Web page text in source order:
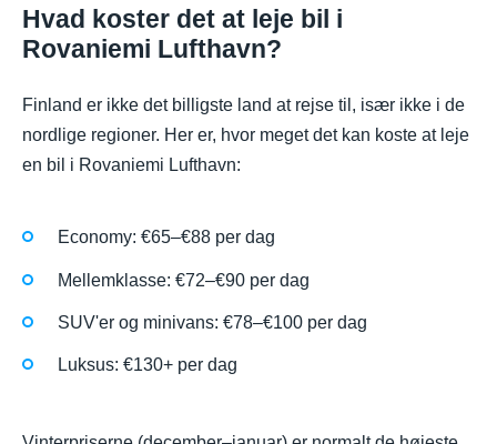
Hvad koster det at leje bil i
Rovaniemi Lufthavn?
Finland er ikke det billigste land at rejse til, især ikke i de
nordlige regioner. Her er, hvor meget det kan koste at leje
en bil i Rovaniemi Lufthavn:
Economy: €65–€88 per dag
Mellemklasse: €72–€90 per dag
SUV'er og minivans: €78–€100 per dag
Luksus: €130+ per dag